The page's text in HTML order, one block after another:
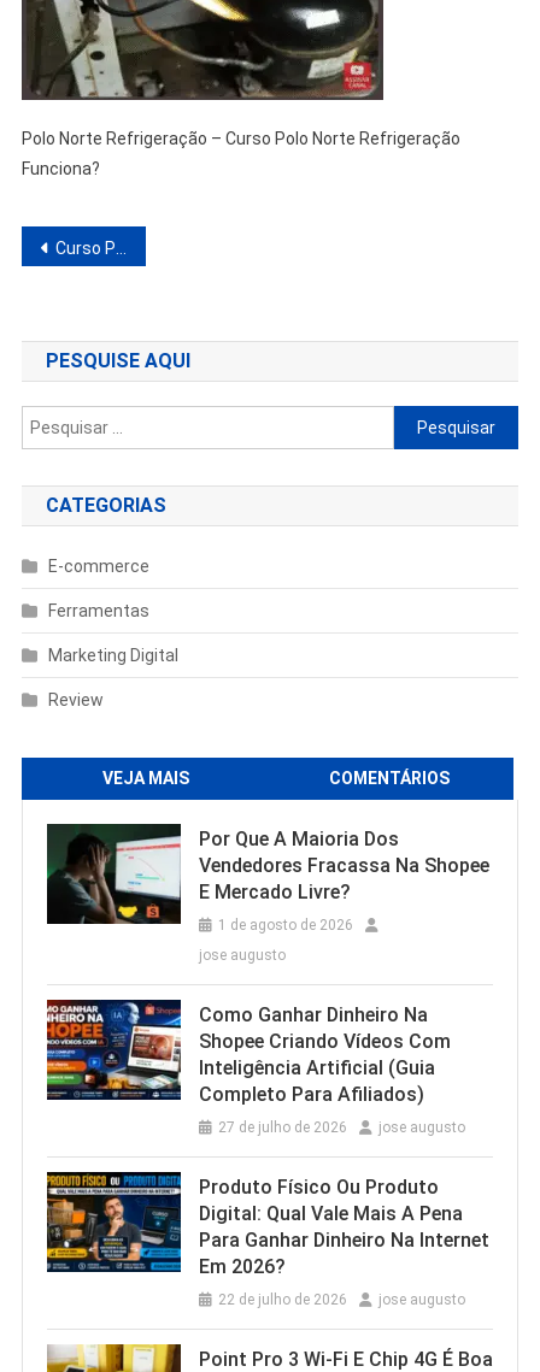
Polo Norte Refrigeração – Curso Polo Norte Refrigeração
Funciona?
Navegação
Post
Curso Polo Norte Refrigeração Funciona? Análise do Curso de Concerto de Geladeiras
PESQUISE AQUI
Pesquisar
por:
CATEGORIAS
E-commerce
Ferramentas
Marketing Digital
Review
VEJA MAIS COMENTÁRIOS
Por Que A Maioria Dos
Vendedores Fracassa Na Shopee
E Mercado Livre?
1 de agosto de 2026
jose augusto
Como Ganhar Dinheiro Na
Shopee Criando Vídeos Com
Inteligência Artificial (Guia
Completo Para Afiliados)
27 de julho de 2026 jose augusto
Produto Físico Ou Produto
Digital: Qual Vale Mais A Pena
Para Ganhar Dinheiro Na Internet
Em 2026?
22 de julho de 2026 jose augusto
Point Pro 3 Wi‑Fi E Chip 4G É Boa